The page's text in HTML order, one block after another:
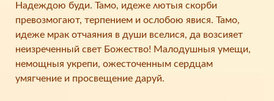
Надеждою буди. Тамо, идеже ʌютыя скорби
превозмогают, терпением и ослобою явися. Тамо,
идeжe мрак отчаяния в души вселися, да возсияет
неизреченный свет Божество! Малодушныя умещи,
немощныя укрепи, ожесточенным сердцам
умягчение и просвещение даруй.